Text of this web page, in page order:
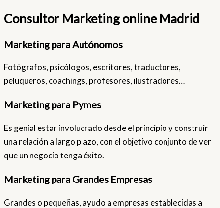
Consultor Marketing online Madrid
Marketing para Autónomos
Fotógrafos, psicólogos, escritores, traductores,
peluqueros, coachings, profesores, ilustradores…
Marketing para Pymes
Es genial estar involucrado desde el principio y construir
una relación a largo plazo, con el objetivo conjunto de ver
que un negocio tenga éxito.
Marketing para Grandes Empresas
Grandes o pequeñas, ayudo a empresas establecidas a